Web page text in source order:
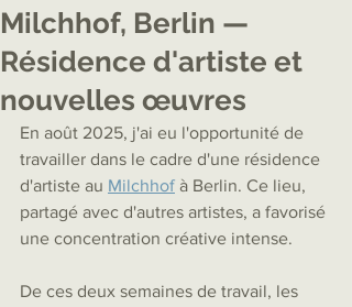
Milchhof, Berlin —
Résidence d'artiste et
nouvelles œuvres
En août 2025, j'ai eu l'opportunité de
travailler dans le cadre d'une résidence
d'artiste au Milchhof à Berlin. Ce lieu,
partagé avec d'autres artistes, a favorisé
une concentration créative intense.
De ces deux semaines de travail, les